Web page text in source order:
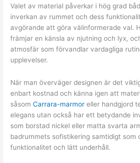
Valet av material påverkar i hög grad
inverkan av rummet och dess
avgörande att göra välinformerade val.
främjar en känsla av njutning och lyx,
atmosfär som förvandlar vardagliga
upplevelser.
När man överväger designen är det
enbart kostnad och känna igen att
såsomCarrara-marmor eller handgjord
elegans utan också har ett betydande
som borstad nickel eller matta svarta
badrummets sofistikering samtidigt som
funktionalitet och lätt underhåll.